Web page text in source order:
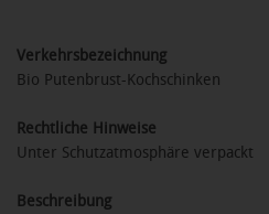
Verkehrsbezeichnung
Bio Putenbrust-Kochschinken
Rechtliche Hinweise
Unter Schutzatmosphäre verpackt
Beschreibung